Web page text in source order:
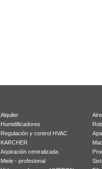
Alquiler
Humidificadores
Regulación y control HVAC
KARCHER
Aspiración centralizada
Miele - profesional